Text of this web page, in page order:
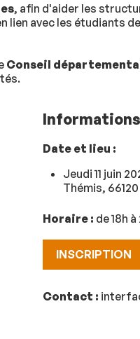
, afin d'aider les
lien avec les étudiants
Conseil
Date et lieu :
Jeudi 11 juin
Thémis,
Horaire : de 18h à
INSCRIPTION
Contact :